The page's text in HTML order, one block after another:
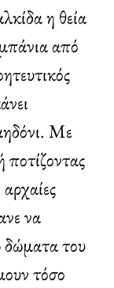
η θεία
από
Με
ποτίζοντας
να
του
τόσο